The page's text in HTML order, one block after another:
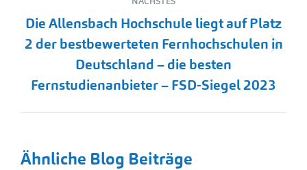
Nächster
Beitrag:
Die Allensbach Hochschule liegt auf Platz
2 der bestbewerteten Fernhochschulen in
Deutschland – die besten
Fernstudienanbieter – FSD-Siegel 2023
Ähnliche Blog Beiträge